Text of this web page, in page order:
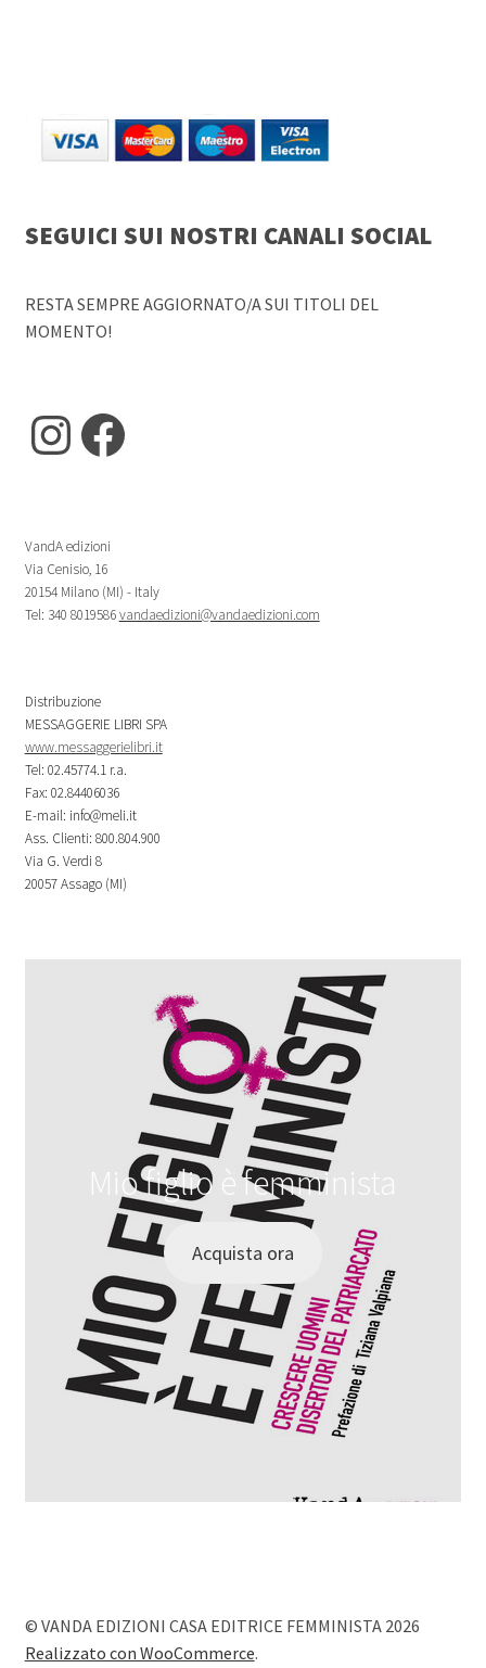
SEGUICI SUI NOSTRI CANALI SOCIAL
RESTA SEMPRE AGGIORNATO/A SUI TITOLI DEL
MOMENTO!
Instagram
Facebook
VandA edizioni
Via Cenisio, 16
20154 Milano (MI) - Italy
Tel: 340 8019586vandaedizioni@vandaedizioni.com
Distribuzione
MESSAGGERIE LIBRI SPA
www.messaggerielibri.it
Tel: 02.45774.1 r.a.
Fax: 02.84406036
E-mail: info@meli.it
Ass. Clienti: 800.804.900
Via G. Verdi 8
20057 Assago (MI)
Mio figlio è femminista
Acquista ora
© VANDA EDIZIONI CASA EDITRICE FEMMINISTA 2026
Realizzato con WooCommerce.